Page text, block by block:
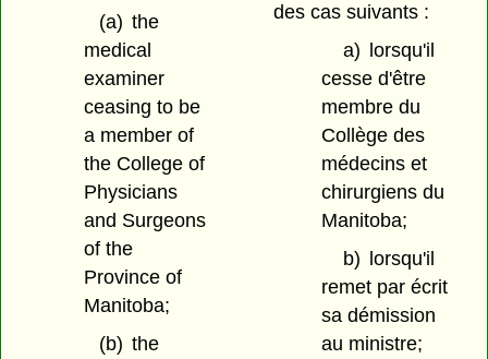
(a) the
medical
examiner
ceasing to be
a member of
the College of
Physicians
and Surgeons
of the
Province of
Manitoba;
(b) the
des cas suivants :
a)
lorsqu'il
cesse d'être
membre du
Collège des
médecins et
chirurgiens du
Manitoba;
b) lorsqu'il
remet par écrit
sa démission
au ministre;